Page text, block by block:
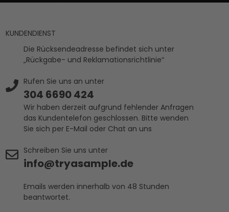
KUNDENDIENST
Die Rücksendeadresse befindet sich unter
„Rückgabe- und Reklamationsrichtlinie“
Rufen Sie uns an unter
304 6690 424
Wir haben derzeit aufgrund fehlender Anfragen
das Kundentelefon geschlossen. Bitte wenden
Sie sich per E-Mail oder Chat an uns
Schreiben Sie uns unter
info@tryasample.de
Emails werden innerhalb von 48 Stunden
beantwortet.